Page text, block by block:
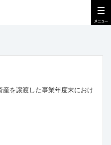
を譲渡した事業年度末におけ